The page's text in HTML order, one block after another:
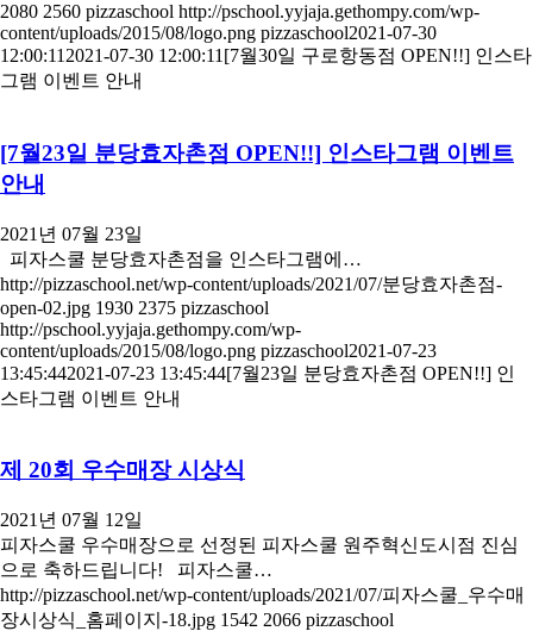
2080 2560 pizzaschool http://pschool.yyjaja.gethompy.com/wp-
content/uploads/2015/08/logo.png pizzaschool2021-07-30
12:00:11 2021-07-30 12:00:11 [7월30일 구로항동점 OPEN!!] 인스타
그램 이벤트 안내
[7월23일 분당효자촌점 OPEN!!] 인스타그램 이벤트
안내
2021년 07월 23일
피자스쿨 분당효자촌점을 인스타그램에…
http://pizzaschool.net/wp-content/uploads/2021/07/분당효자촌점-
open-02.jpg 1930 2375 pizzaschool
http://pschool.yyjaja.gethompy.com/wp-
content/uploads/2015/08/logo.png pizzaschool2021-07-23
13:45:442021-07-23 13:45:44[7월23일 분당효자촌점 OPEN!!] 인
스타그램 이벤트 안내
제 20회 우수매장 시상식
2021년 07월 12일
피자스쿨 우수매장으로 선정된 피자스쿨 원주혁신도시점 진심
으로 축하드립니다! 피자스쿨…
http://pizzaschool.net/wp-content/uploads/2021/07/피자스쿨_우수매
장시상식_홈페이지-18.jpg 1542 2066 pizzaschool